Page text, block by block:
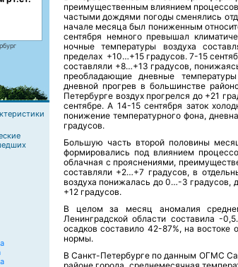
преимущественным влиянием
частыми дождями погоды сменялись
начале месяца был пониженным
сентября немного превышал
ночные температуры воздуха
пределах +10…+15 градусов. 7-15
составляли +8…+13 градусов,
преобладающие дневные
дневной прогрев в большинстве
Петербурге воздух прогрелся до +21
сентябре. А 14-15 сентября заток
понижение температурного фона,
градусов.
Большую часть второй половины
формировались под влиянием
облачная с прояснениями,
составляли +2…+7 градусов, в
воздуха понижалась до 0…-3 градусов,
+12 градусов.
В целом за месяц аномалия
Ленинградской области составила -
осадков составило 42-87%, на
нормы.
В Санкт-Петербурге по данным ОГМС